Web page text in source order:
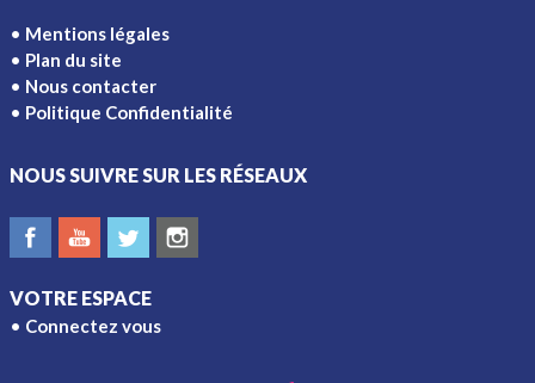
Mentions légales
Plan du site
Nous contacter
Politique Confidentialité
NOUS SUIVRE SUR LES RÉSEAUX
VOTRE ESPACE
Connectez vous